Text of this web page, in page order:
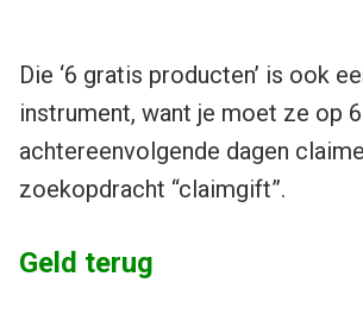
Die ‘6 gratis producten’ is ook
instrument, want je moet ze op 6
achtereenvolgende dagen
zoekopdracht “claimgift”.
Geld terug